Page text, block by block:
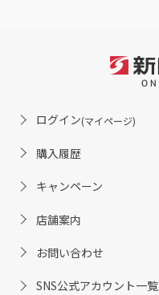
ログイン(マイページ)
購入履歴
キャンペーン
店舗案内
お問い合わせ
SNS公式アカウント一覧